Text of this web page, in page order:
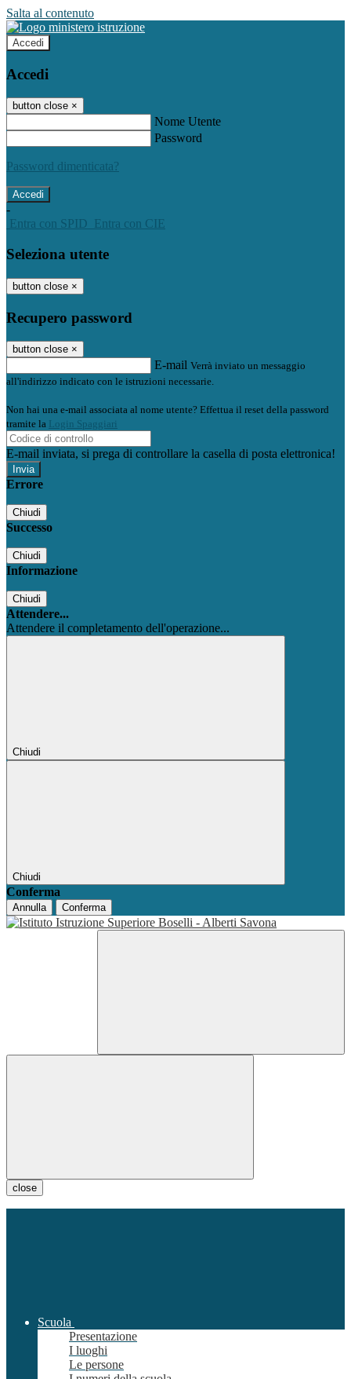
Salta al contenuto
Accedi
Accedi
button close ×
Nome Utente
Password
Password dimenticata?
-
Entra con SPID
Entra con CIE
Seleziona utente
button close ×
Recupero password
button close ×
E-mail Verrà inviato un messaggio
all'indirizzo indicato con le istruzioni necessarie.
Non hai una e-mail associata al nome utente? Effettua il reset della password
tramite la Login Spaggiari
E-mail inviata, si prega di controllare la casella di posta elettronica!
Errore
Chiudi
Successo
Chiudi
Informazione
Chiudi
Attendere...
Attendere il completamento dell'operazione...
Chiudi
Chiudi
Conferma
Annulla Conferma
close
Scuola
Presentazione
I luoghi
Le persone